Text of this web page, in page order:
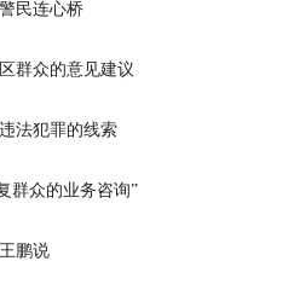
民连心桥
群众的意见建议
法犯罪的线索
群众的业务咨询”
王鹏说